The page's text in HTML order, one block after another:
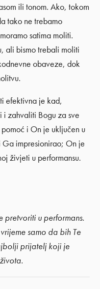
ili tonom. Ako, tokom
tako ne trebamo
satima moliti.
ali bismo trebali moliti
obaveze, dok
efektivna je kad,
i zahvaliti Bogu za sve
i On je uključen u
impresionirao; On je
živjeti u performansu.
pretvoriti u performans.
samo da bih Te
prijatelj koji je